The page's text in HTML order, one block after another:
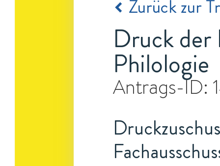
Zurück zur
Druck
Philologie
Antrags-ID: